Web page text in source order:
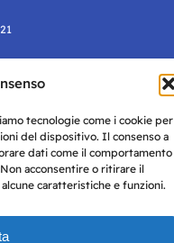
tecnologie come i cookie per
del dispositivo. Il consenso a
dati come il comportamento
acconsentire o ritirare il
caratteristiche e funzioni.
25/9/2019.
sito sono forniti